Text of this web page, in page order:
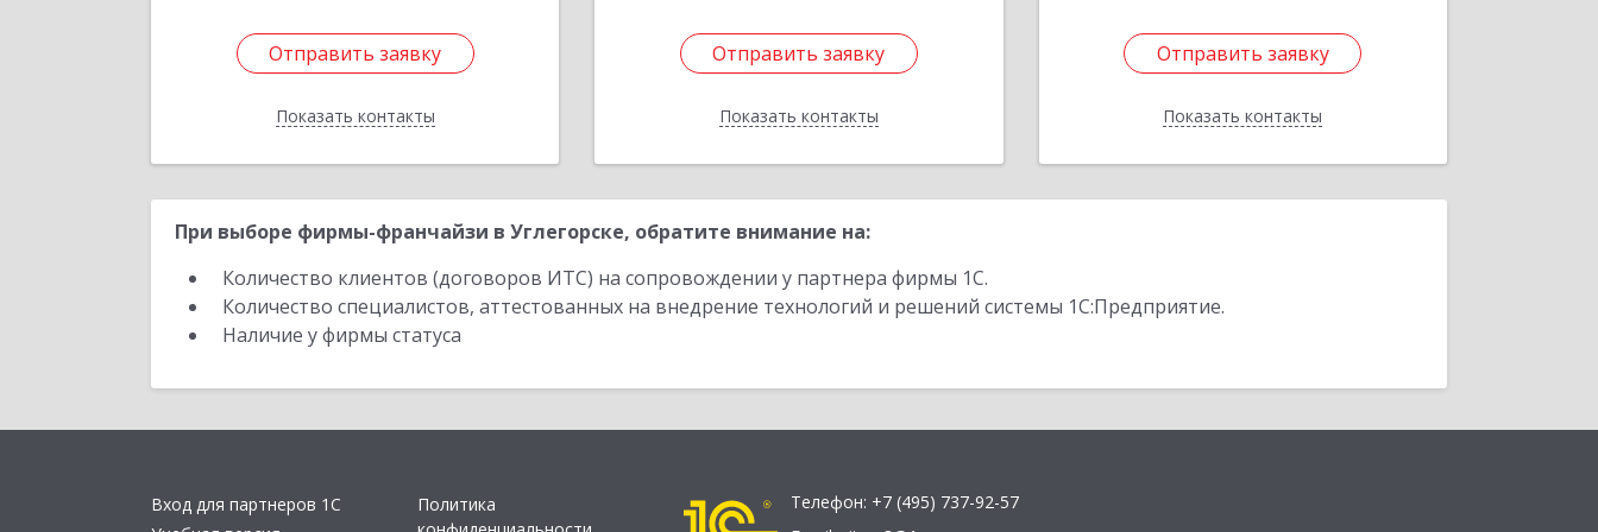
Отправить заявку
Показать контакты
Отправить заявку
Назад
Отправить заявку
Показать контакты
Отправить заявку
Назад
Отправить заявку
Показать контакты
Отправить заявку
Назад
При выборе фирмы-франчайзи в Углегорске, обратите внимание на:
Количество клиентов (договоров ИТС) на сопровождении у партнера фирмы 1С.
Количество специалистов, аттестованных на внедрение технологий и решений системы 1С:Предприятие.
Наличие у фирмы статуса
Вход для партнеров 1С
Политика
Телефон: +7 (495) 737-92-57